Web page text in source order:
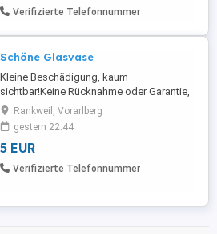
Seite!Verifizierte Telefonnummer
Schöne Glasvase
Kleine Beschädigung, kaum
sichtbar!Keine Rücknahme oder Garantie,
da Privatverkauf. Versandkosten: 4,50
EuroViele günstige Artikel (Kleidung,
Spiele, Bücher) finden sie noch auf meiner
Seite!
Rankweil, Vorarlberg
gestern 22:44
5 EUR
Verifizierte Telefonnummer